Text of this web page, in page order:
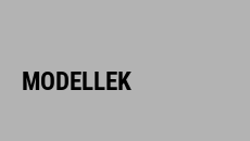
MODELLEK